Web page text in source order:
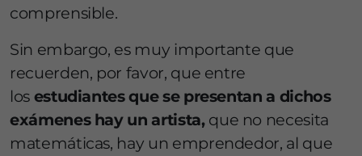
comprensible.
Sin embargo, es muy importante que
recuerden, por favor, que entre
los estudiantes que se presentan a dichos
exámenes hay un artista,que no necesita
matemáticas, hay un emprendedor, al que